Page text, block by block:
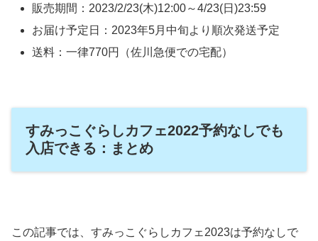
販売期間：2023/2/23(木)12:00～4/23(日)23:59
お届け予定日：2023年5月中旬より順次発送予定
送料：一律770円（佐川急便での宅配）
すみっこぐらしカフェ2022予約なしでも
入店できる：まとめ
この記事では、すみっこぐらしカフェ2023は予約なしで